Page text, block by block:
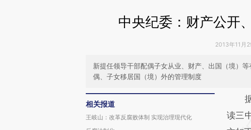
中央纪委：财产公开
2013年11月
新提任领导干部配偶子女从业、财产、出国（境）
偶、子女移居国（境）外的管理制度
相关报道
王岐山：改革反腐败体制 实现治理现代化
请
据
读三